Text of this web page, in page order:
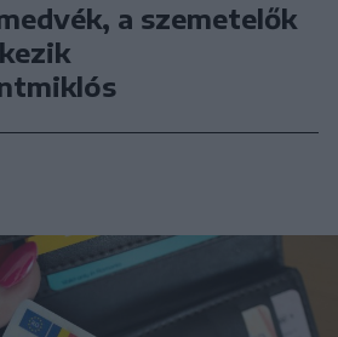
a szemetelők